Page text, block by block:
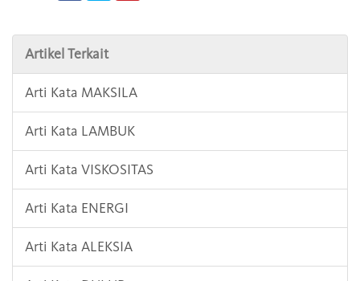
Artikel Terkait
Arti Kata MAKSILA
Arti Kata LAMBUK
Arti Kata VISKOSITAS
Arti Kata ENERGI
Arti Kata ALEKSIA